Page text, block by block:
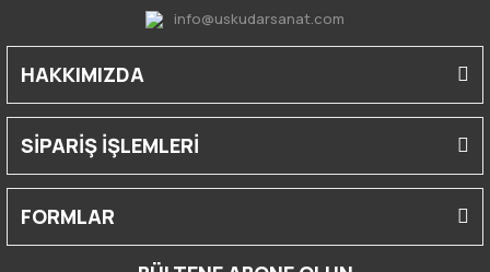
info@uskudarsanat.com
HAKKIMIZDA
SİPARİŞ İŞLEMLERİ
FORMLAR